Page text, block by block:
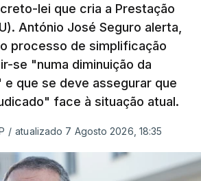
lei que cria a Prestação
António José Seguro alerta,
processo de simplificação
se "numa diminuição da
que se deve assegurar que
face à situação atual.
/ atualizado 7 Agosto 2026, 18:35